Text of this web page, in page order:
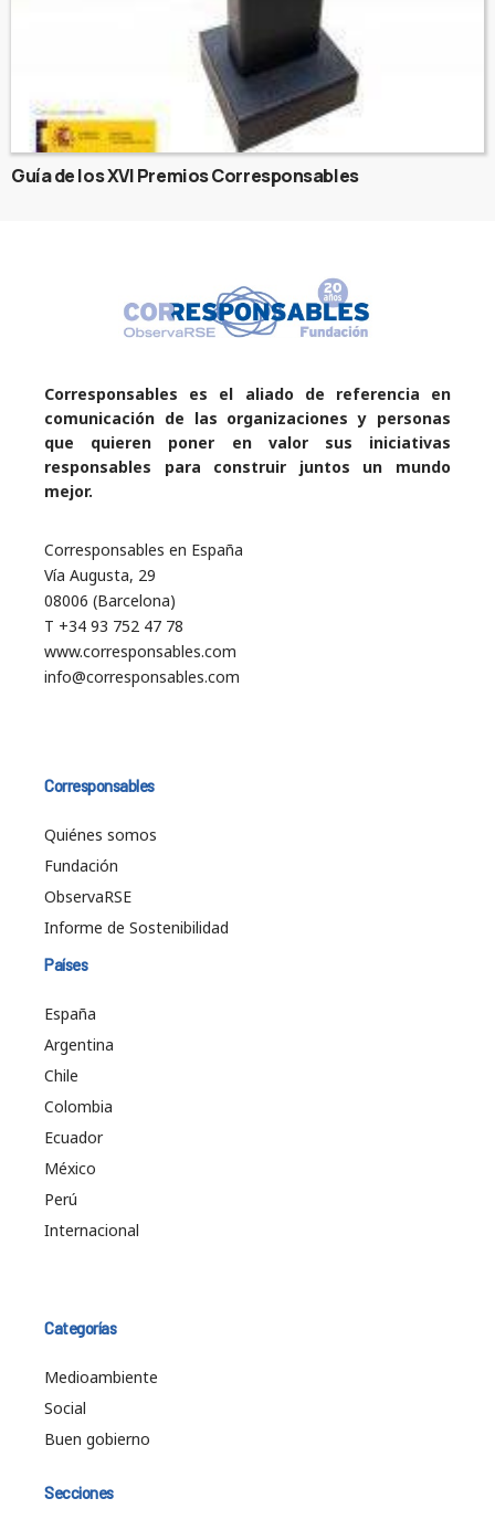
Guía de los XVI Premios Corresponsables
Corresponsables es el aliado de referencia en
comunicación de las organizaciones y personas
que quieren poner en valor sus iniciativas
responsables para construir juntos un mundo
mejor.
Corresponsables en España
Vía Augusta, 29
08006 (Barcelona)
T +34 93 752 47 78
www.corresponsables.com
info@corresponsables.com
Corresponsables
Quiénes somos
Fundación
ObservaRSE
Informe de Sostenibilidad
Países
España
Argentina
Chile
Colombia
Ecuador
México
Perú
Internacional
Categorías
Medioambiente
Social
Buen gobierno
Secciones